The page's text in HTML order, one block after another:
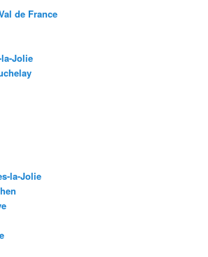
de France
Jolie
la-Jolie